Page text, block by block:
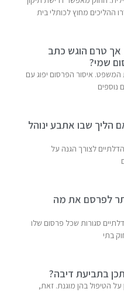
ההליכים מחוץ לכותלי בית
אך טרם הוגש כתב
שמי?
איסור הפרסום יפוג עם
נוספים
הליך שבו אתבע ינוהל
לצורך הגנה על
לפרסם את מה
סגורות שכל פרסום שלו
בתי
בתביעת דיבה?
הטיפול בהן מוגנת. זאת,